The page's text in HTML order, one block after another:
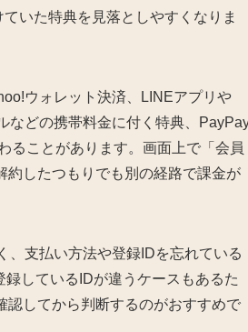
いた特典を見落としやすくなりま
ウォレット決済、LINEアプリや
などの携帯料金に付く特典、
ることがあります。画面上で「会員
約したつもりでも別の経路で課金が
、支払い方法や登録IDを忘れている
しているIDが違うケースもあるた
認してから判断するのがおすすめで